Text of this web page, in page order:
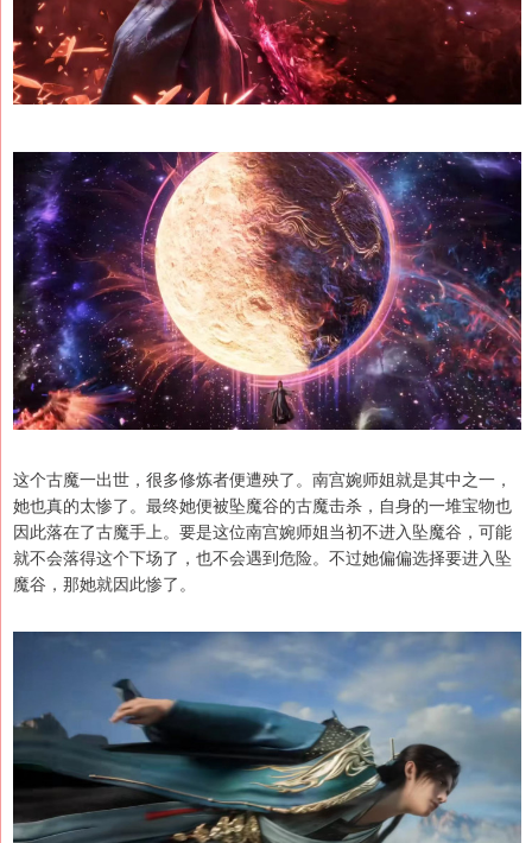
这个古魔一出世，很多修炼者便遭殃了。南宫婉师姐就是其中之一，
她也真的太惨了。最终她便被坠魔谷的古魔击杀，自身的一堆宝物也
因此落在了古魔手上。要是这位南宫婉师姐当初不进入坠魔谷，可能
就不会落得这个下场了，也不会遇到危险。不过她偏偏选择要进入坠
魔谷，那她就因此惨了。